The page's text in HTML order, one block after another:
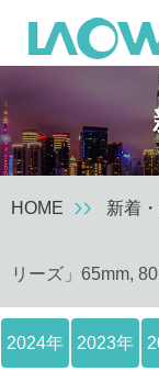
HOME 新着
リーズ」65mm,
2024年 2023年